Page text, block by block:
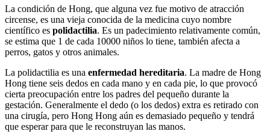
La condición de Hong, que alguna vez fue motivo de atracción
circense, es una vieja conocida de la medicina cuyo nombre
científico es polidactilia. Es un padecimiento relativamente común,
se estima que 1 de cada 10000 niños lo tiene, también afecta a
perros, gatos y otros animales.
La polidactilia es una enfermedad hereditaria. La madre de Hong
Hong tiene seis dedos en cada mano y en cada pie, lo que provocó
cierta preocupación entre los padres del pequeño durante la
gestación. Generalmente el dedo (o los dedos) extra es retirado con
una cirugía, pero Hong Hong aún es demasiado pequeño y tendrá
que esperar para que le reconstruyan las manos.